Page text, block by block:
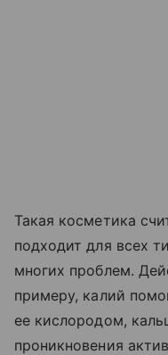
Такая косметика
подходит для всех
многих проблем.
примеру, калий
ее кислородом,
проникновения